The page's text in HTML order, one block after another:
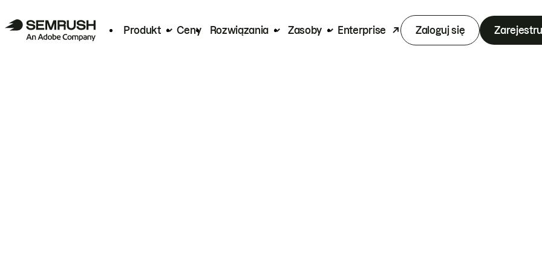
Produkt Ceny Rozwiązania Zasoby Enterprise Zaloguj się